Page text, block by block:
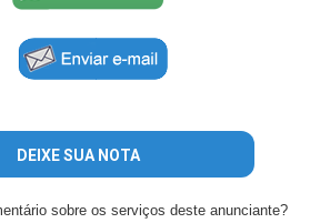
DEIXE SUA NOTA
sobre os serviços deste anunciante?